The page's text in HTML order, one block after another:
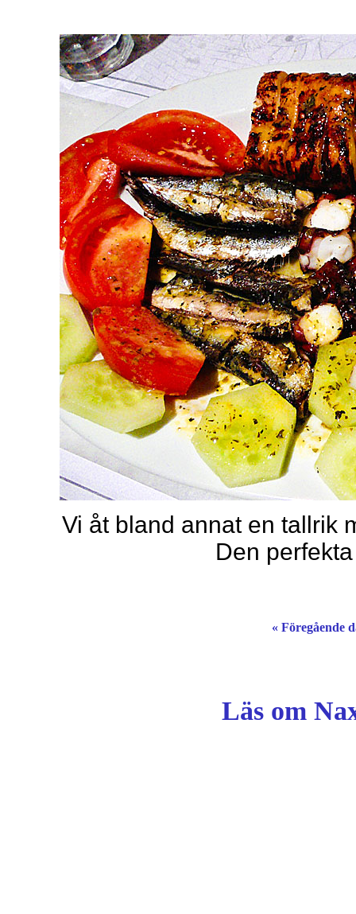
Vi åt bland annat en tallrik
Den
« Föregående
Läs om